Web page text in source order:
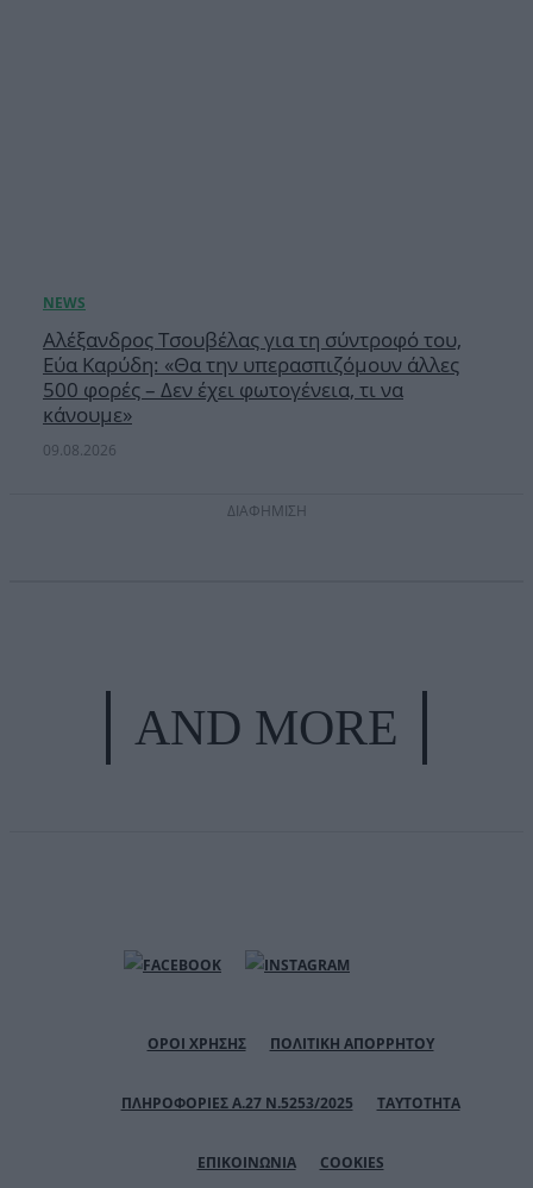
Αλέξανδρος Τσουβέλας για τη σύντροφό του,
Εύα Καρύδη: «Θα την υπερασπιζόμουν άλλες
500 φορές – Δεν έχει φωτογένεια, τι να
κάνουμε»
09.08.2026
ΔΙΑΦΗΜΙΣΗ
AND MORE
ΟΡΟΙ ΧΡΗΣΗΣ ΠΟΛΙΤΙΚΗ ΑΠΟΡΡΗΤΟΥ
ΠΛΗΡΟΦΟΡΙΕΣ Α.27 Ν.5253/2025 ΤΑΥΤΟΤΗΤΑ
ΕΠΙΚΟΙΝΩΝΙΑ COOKIES